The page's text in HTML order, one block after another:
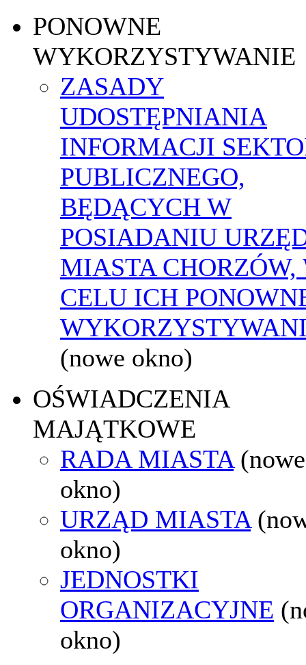
PONOWNE
WYKORZYSTYWANIE
ZASADY
UDOSTĘPNIANIA
INFORMACJI
PUBLICZNEGO,
BĘDĄCYCH W
POSIADANIU
MIASTA CHORZÓW,
CELU ICH
(nowe okno)
OŚWIADCZENIA
MAJĄTKOWE
RADA MIASTA (nowe
okno)
URZĄD MIASTA
okno)
JEDNOSTKI
ORGANIZACYJNE
okno)